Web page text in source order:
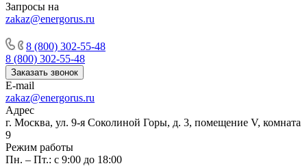
Запросы на
zakaz@energorus.ru
8 (800) 302-55-48
8 (800) 302-55-48
Заказать звонок
E-mail
zakaz@energorus.ru
Адрес
г. Москва, ул. 9-я Соколиной Горы, д. 3, помещение V, комната
9
Режим работы
Пн. – Пт.: с 9:00 до 18:00